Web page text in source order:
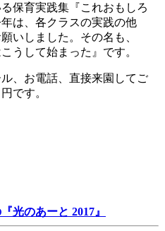
保育実践集『これおもしろ
は、各クラスの実践の他
いしました。その名も、
うして始まった』です。
、お電話、直接来園してご
です。
光のあーと 2017』